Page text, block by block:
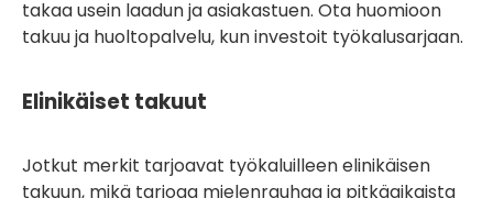
takaa usein laadun ja asiakastuen. Ota huomioon
takuu ja huoltopalvelu, kun investoit työkalusarjaan.
Elinikäiset takuut
Jotkut merkit tarjoavat työkaluilleen elinikäisen
takuun, mikä tarjoaa mielenrauhaa ja pitkäaikaista